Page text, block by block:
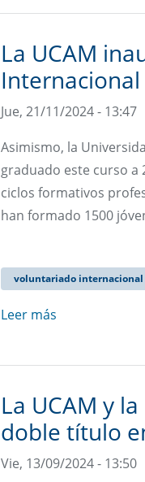
La UCAM
Jue, 21/11/2024 - 13:47
Asimismo, la
graduado este curso a
ciclos formativos
han formado 1500
voluntariado internacional
Leer más
La UCAM y
doble título
Vie, 13/09/2024 - 13:50